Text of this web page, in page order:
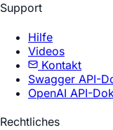
Support
Hilfe
Videos
Kontakt
Swagger API-
OpenAI API-
Rechtliches